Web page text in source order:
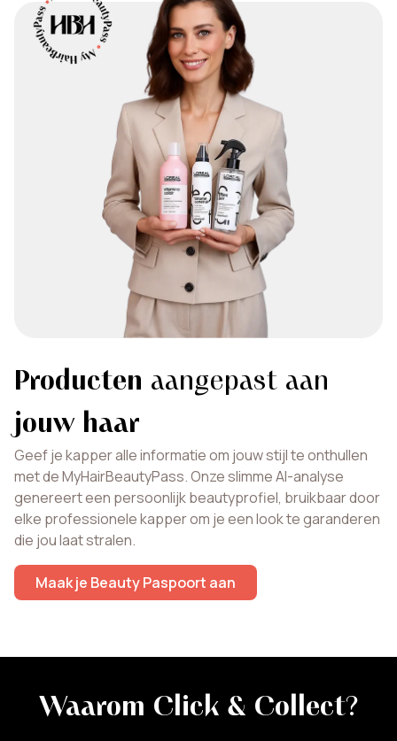
Producten aangepast aan
jouw haar
Geef je kapper alle informatie om jouw stijl te onthullen
met de MyHairBeautyPass. Onze slimme AI-analyse
genereert een persoonlijk beautyprofiel, bruikbaar door
elke professionele kapper om je een look te garanderen
die jou laat stralen.
Maak je Beauty Paspoort aan
Waarom Click & Collect?